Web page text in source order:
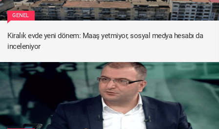
GENEL
Kiralık evde yeni dönem: Maaş yetmiyor, sosyal medya hesabı da
inceleniyor